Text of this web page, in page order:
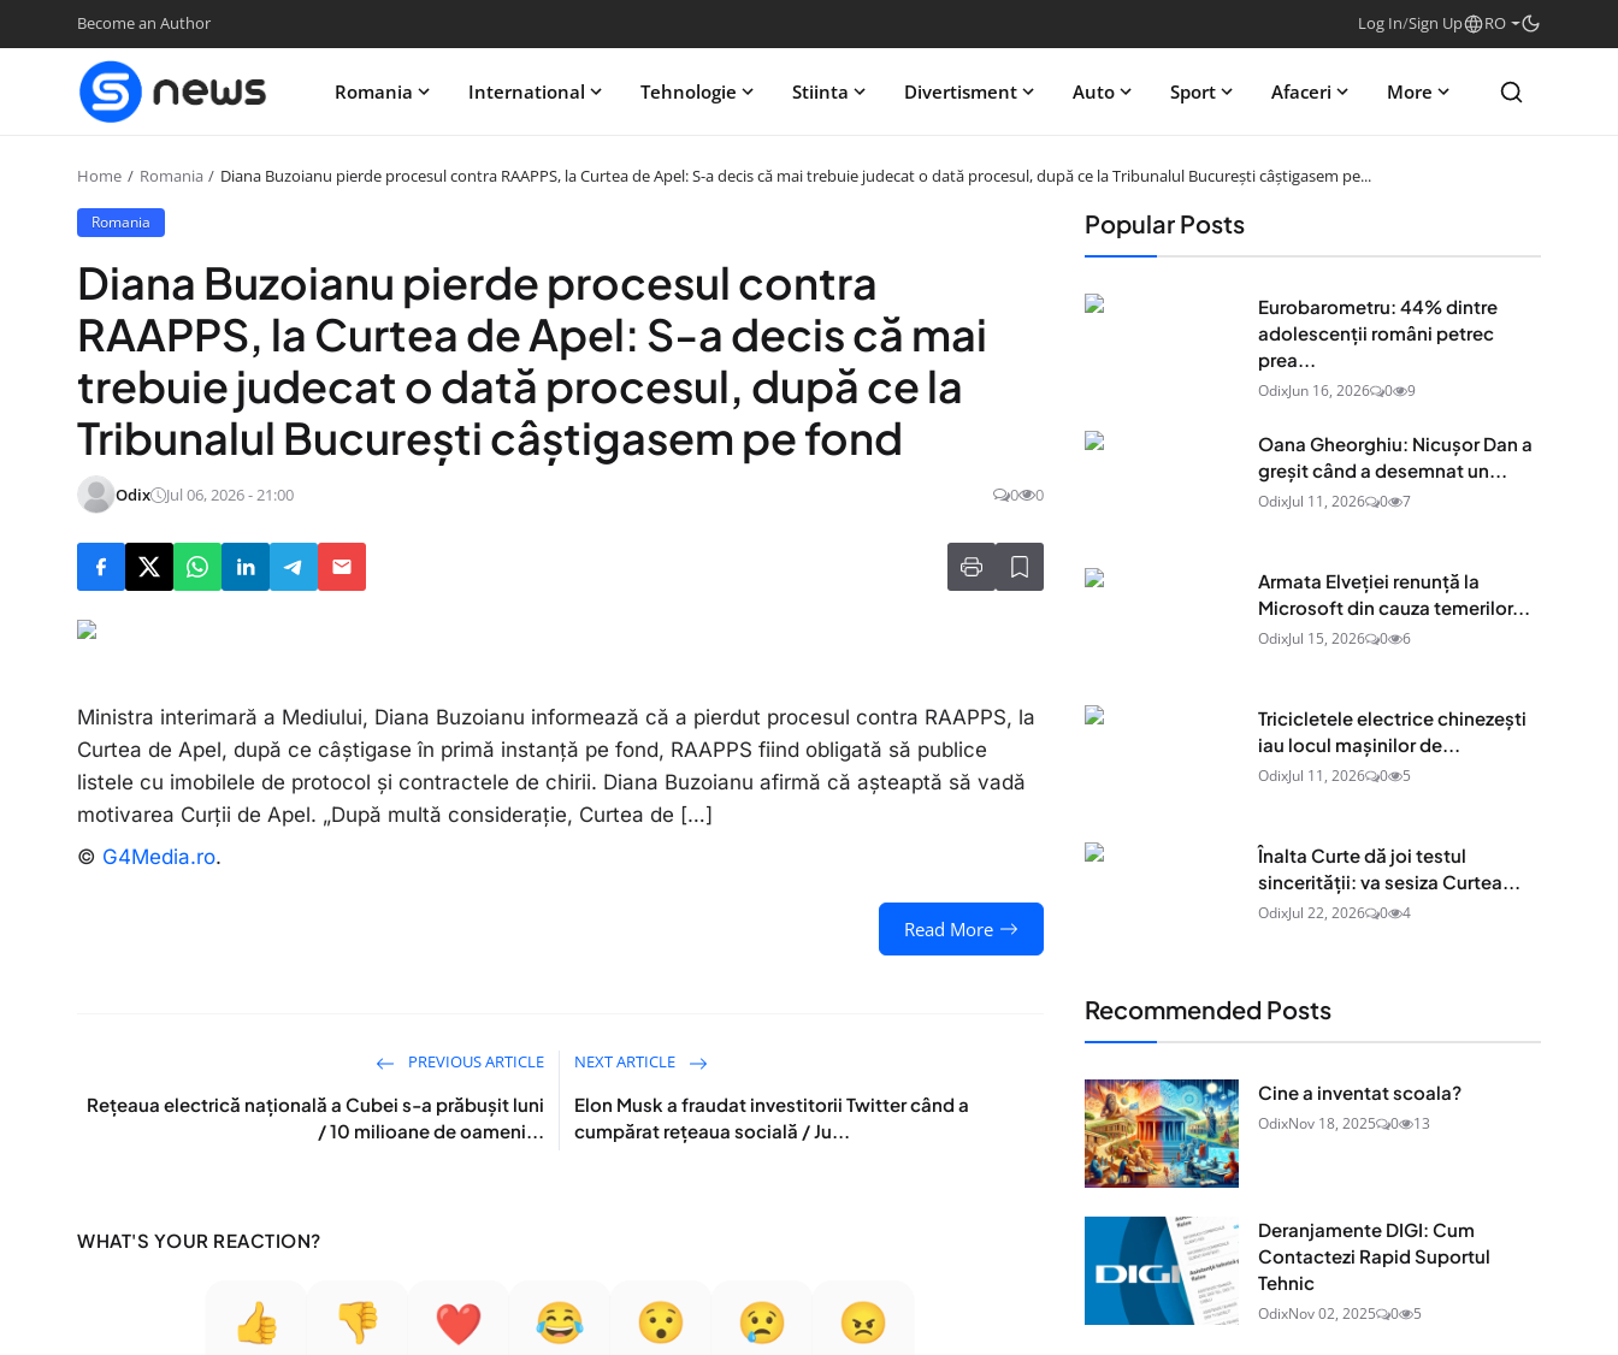
Become an Author Log In/Sign Up RO
Romania International Tehnologie Stiinta Divertisment Auto Sport Afaceri More
Home Romania Diana Buzoianu pierde procesul contra RAAPPS, la Curtea de Apel: S-a decis că mai trebuie judecat o dată procesul, după ce la Tribunalul București câștigasem pe...
Romania
Diana Buzoianu pierde procesul contra
RAAPPS, la Curtea de Apel: S-a decis că mai
trebuie judecat o dată procesul, după ce la
Tribunalul București câștigasem pe fond
Odix Jul 06, 2026 - 21:00 0 0
Ministra interimară a Mediului, Diana Buzoianu informează că a pierdut procesul contra RAAPPS, la
Curtea de Apel, după ce câștigase în primă instanță pe fond, RAAPPS fiind obligată să publice
listele cu imobilele de protocol și contractele de chirii. Diana Buzoianu afirmă că așteaptă să vadă
motivarea Curții de Apel. „După multă considerație, Curtea de […]
© G4Media.ro.
Read More
PREVIOUS ARTICLE
Rețeaua electrică națională a Cubei s-a prăbușit luni
/ 10 milioane de oameni...
NEXT ARTICLE
Elon Musk a fraudat investitorii Twitter când a
cumpărat rețeaua socială / Ju...
WHAT'S YOUR REACTION?
Popular Posts
Eurobarometru: 44% dintre
adolescenţii români petrec
prea...
OdixJun 16, 2026 0 9
Oana Gheorghiu: Nicușor Dan a
greșit când a desemnat un...
OdixJul 11, 2026 0 7
Armata Elveției renunță la
Microsoft din cauza temerilor...
OdixJul 15, 2026 0 6
Tricicletele electrice chinezești
iau locul mașinilor de...
OdixJul 11, 2026 0 5
Înalta Curte dă joi testul
sincerității: va sesiza Curtea...
OdixJul 22, 2026 0 4
Recommended Posts
Cine a inventat scoala?
OdixNov 18, 2025 0 13
Deranjamente DIGI: Cum
Contactezi Rapid Suportul
Tehnic
OdixNov 02, 2025 0 5